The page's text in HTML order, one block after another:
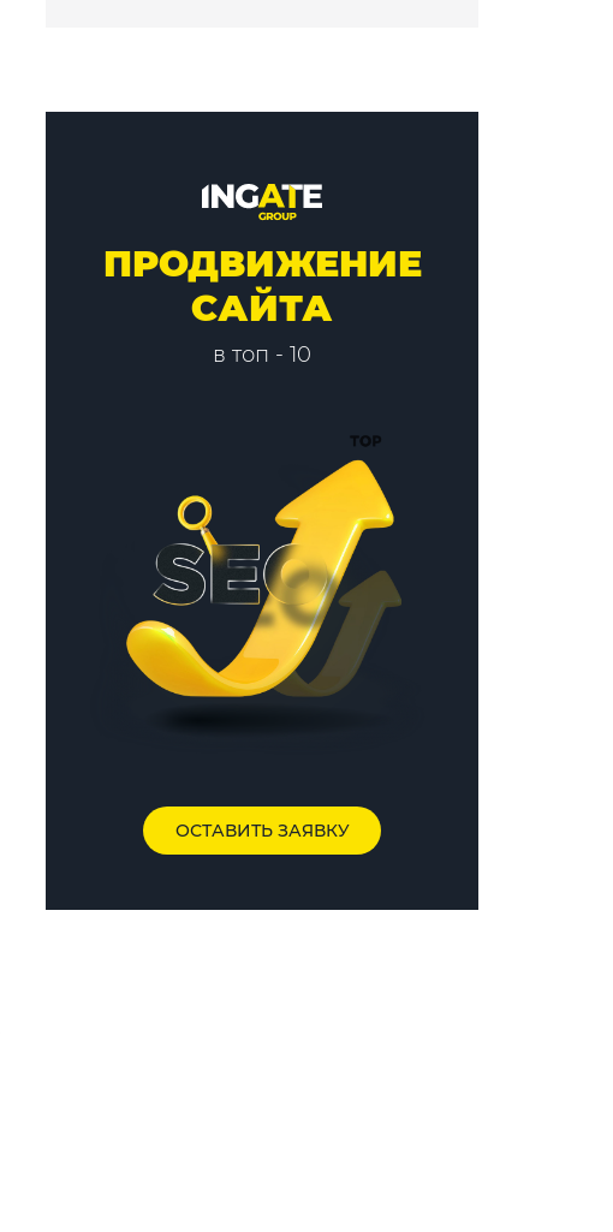
ПРОДВИЖЕНИЕ
САЙТА
в топ - 10
ОСТАВИТЬ ЗАЯВКУ